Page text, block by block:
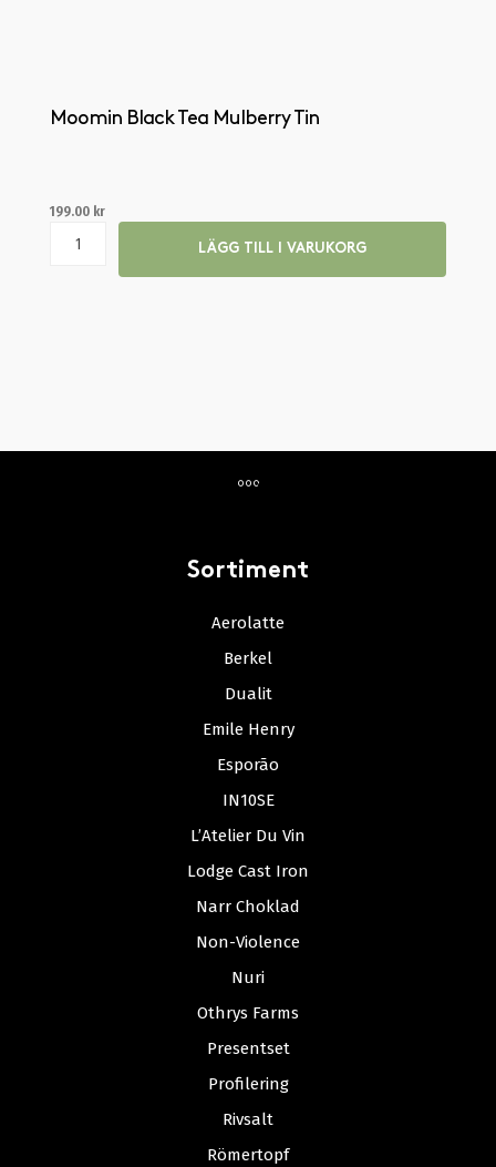
Moomin Black Tea Mulberry Tin
199.00 kr
LÄGG TILL I VARUKORG
Sortiment
Aerolatte
Berkel
Dualit
Emile Henry
Esporão
IN10SE
L’Atelier Du Vin
Lodge Cast Iron
Narr Choklad
Non-Violence
Nuri
Othrys Farms
Presentset
Profilering
Rivsalt
Römertopf